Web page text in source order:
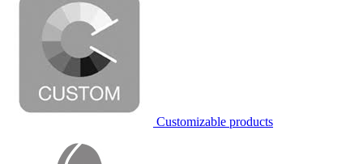
Customizable products